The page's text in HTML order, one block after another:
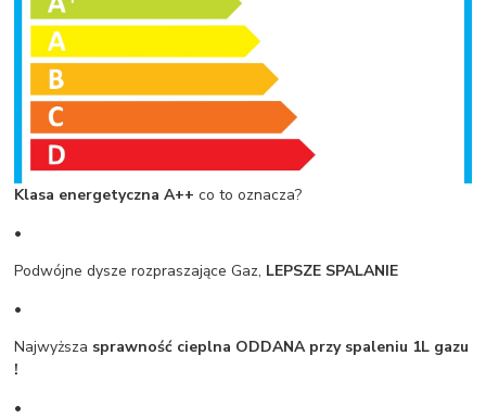
Klasa energetyczna A++co to oznacza?
•
Podwójne dysze rozpraszające Gaz, LEPSZE SPALANIE
•
Najwyższa sprawność cieplna ODDANA przy spaleniu 1L gazu
!
•